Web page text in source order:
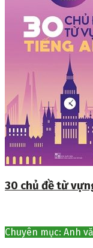
30 chủ đề từ
Chuyên mục: Anh